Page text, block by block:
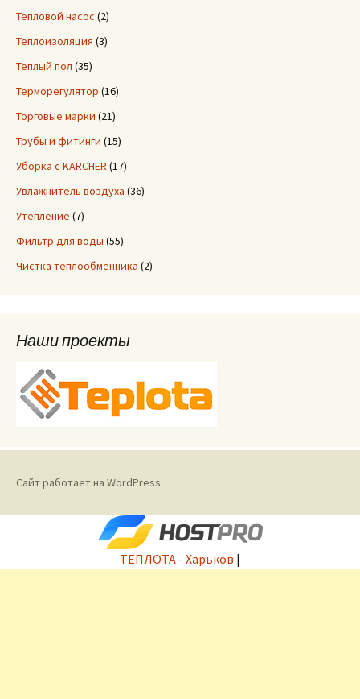
Тепловой насос (2)
Теплоизоляция (3)
Теплый пол (35)
Терморегулятор (16)
Торговые марки (21)
Трубы и фитинги (15)
Уборка с KARCHER (17)
Увлажнитель воздуха (36)
Утепление (7)
Фильтр для воды (55)
Чистка теплообменника (2)
Наши проекты
Сайт работает на WordPress
ТЕПЛОТА - Харьков |